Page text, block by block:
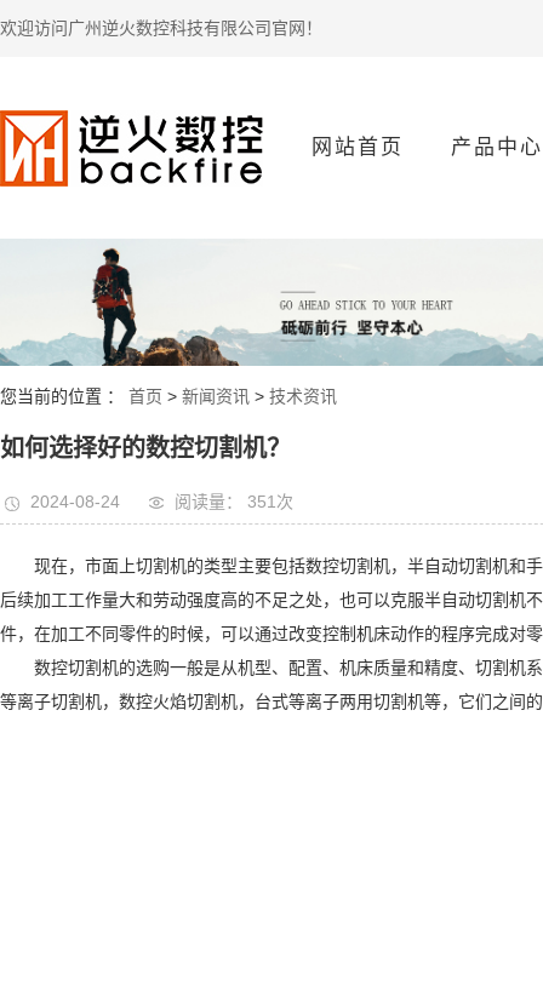
欢迎访问广州逆火数控科技有限公司官网！
网站首页 产品中心
您当前的位置 ： 首页 > 新闻资讯 > 技术资讯
如何选择好的数控切割机？
2024-08-24 阅读量： 351 次
现在，市面上切割机的类型主要包括数控切割机，半自动切割机和
后续加工工作量大和劳动强度高的不足之处，也可以克服半自动切割机
件，在加工不同零件的时候，可以通过改变控制机床动作的程序完成对
数控切割机的选购一般是从机型、配置、机床质量和精度、切割机
等离子切割机，数控火焰切割机，台式等离子两用切割机等，它们之间